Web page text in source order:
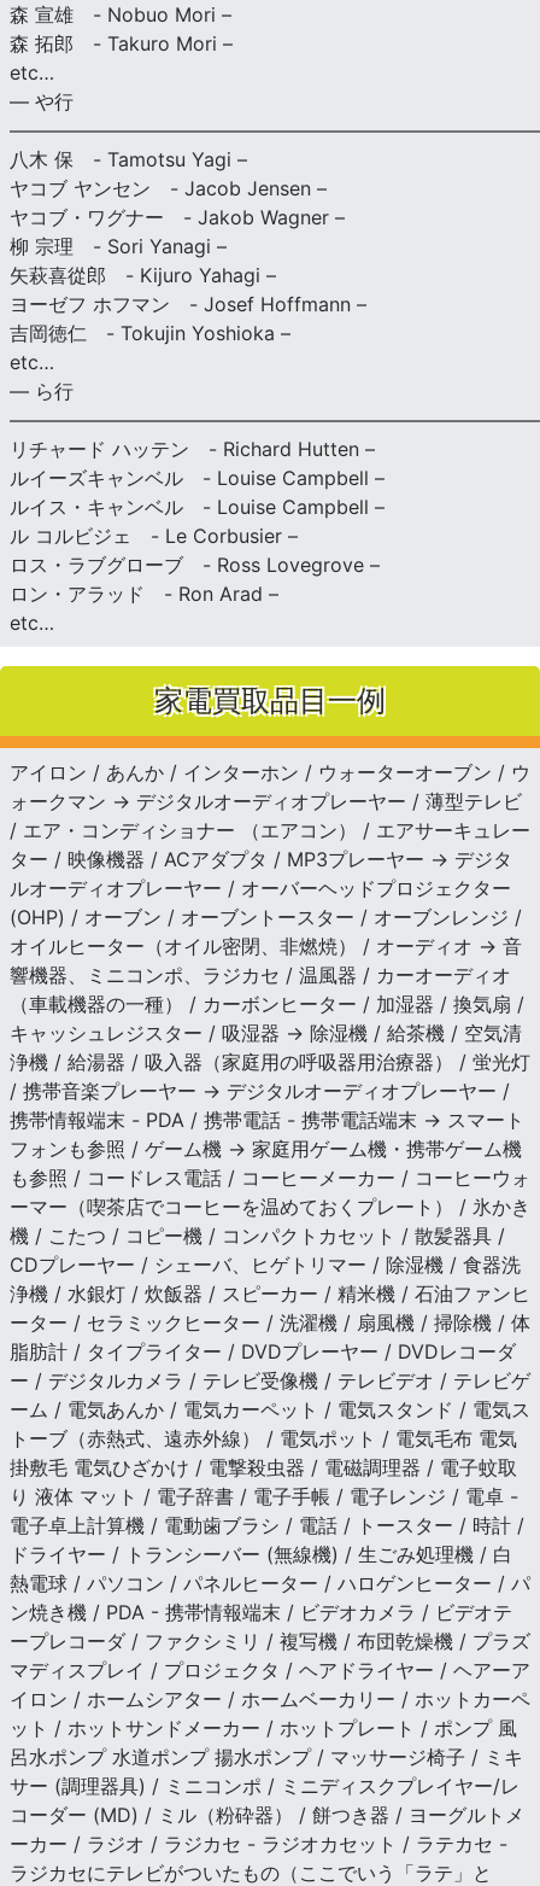
森 宣雄 - Nobuo Mori –
森 拓郎 - Takuro Mori –
etc…
— や行
八木 保 - Tamotsu Yagi –
ヤコブ ヤンセン - Jacob Jensen –
ヤコブ・ワグナー - Jakob Wagner –
柳 宗理 - Sori Yanagi –
矢萩喜從郎 - Kijuro Yahagi –
ヨーゼフ ホフマン - Josef Hoffmann –
吉岡徳仁 - Tokujin Yoshioka –
etc…
— ら行
リチャード ハッテン - Richard Hutten –
ルイーズキャンベル - Louise Campbell –
ルイス・キャンベル - Louise Campbell –
ル コルビジェ - Le Corbusier –
ロス・ラブグローブ - Ross Lovegrove –
ロン・アラッド - Ron Arad –
etc…
家電買取品目一例
アイロン / あんか / インターホン / ウォーターオーブン / ウ
ォークマン → デジタルオーディオプレーヤー / 薄型テレビ
/ エア・コンディショナー （エアコン） / エアサーキュレー
ター / 映像機器 / ACアダプタ / MP3プレーヤー → デジタ
ルオーディオプレーヤー / オーバーヘッドプロジェクター
(OHP) / オーブン / オーブントースター / オーブンレンジ /
オイルヒーター（オイル密閉、非燃焼） / オーディオ → 音
響機器、ミニコンポ、ラジカセ / 温風器 / カーオーディオ
（車載機器の一種） / カーボンヒーター / 加湿器 / 換気扇 /
キャッシュレジスター / 吸湿器 → 除湿機 / 給茶機 / 空気清
浄機 / 給湯器 / 吸入器（家庭用の呼吸器用治療器） / 蛍光灯
/ 携帯音楽プレーヤー → デジタルオーディオプレーヤー /
携帯情報端末 - PDA / 携帯電話 - 携帯電話端末 → スマート
フォンも参照 / ゲーム機 → 家庭用ゲーム機・携帯ゲーム機
も参照 / コードレス電話 / コーヒーメーカー / コーヒーウォ
ーマー（喫茶店でコーヒーを温めておくプレート） / 氷かき
機 / こたつ / コピー機 / コンパクトカセット / 散髪器具 /
CDプレーヤー / シェーバ、ヒゲトリマー / 除湿機 / 食器洗
浄機 / 水銀灯 / 炊飯器 / スピーカー / 精米機 / 石油ファンヒ
ーター / セラミックヒーター / 洗濯機 / 扇風機 / 掃除機 / 体
脂肪計 / タイプライター / DVDプレーヤー / DVDレコーダ
ー / デジタルカメラ / テレビ受像機 / テレビデオ / テレビゲ
ーム / 電気あんか / 電気カーペット / 電気スタンド / 電気ス
トーブ（赤熱式、遠赤外線） / 電気ポット / 電気毛布 電気
掛敷毛 電気ひざかけ / 電撃殺虫器 / 電磁調理器 / 電子蚊取
り 液体 マット / 電子辞書 / 電子手帳 / 電子レンジ / 電卓 -
電子卓上計算機 / 電動歯ブラシ / 電話 / トースター / 時計 /
ドライヤー / トランシーバー (無線機) / 生ごみ処理機 / 白
熱電球 / パソコン / パネルヒーター / ハロゲンヒーター / パ
ン焼き機 / PDA - 携帯情報端末 / ビデオカメラ / ビデオテ
ープレコーダ / ファクシミリ / 複写機 / 布団乾燥機 / プラズ
マディスプレイ / プロジェクタ / ヘアドライヤー / ヘアーア
イロン / ホームシアター / ホームベーカリー / ホットカーペ
ット / ホットサンドメーカー / ホットプレート / ポンプ 風
呂水ポンプ 水道ポンプ 揚水ポンプ / マッサージ椅子 / ミキ
サー (調理器具) / ミニコンポ / ミニディスクプレイヤー/レ
コーダー (MD) / ミル（粉砕器） / 餅つき器 / ヨーグルトメ
ーカー / ラジオ / ラジカセ - ラジオカセット / ラテカセ -
ラジカセにテレビがついたもの（ここでいう「ラテ」と